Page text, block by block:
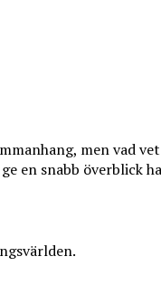
men vad
en snabb överblick